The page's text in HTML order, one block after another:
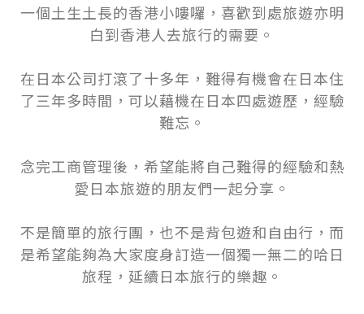
一個土生土長的香港小嘍囉，喜歡到處旅遊亦明
白到香港人去旅行的需要。
在日本公司打滾了十多年，難得有機會在日本住
了三年多時間，可以藉機在日本四處遊歷，經驗
難忘。
念完工商管理後，希望能將自己難得的經驗和熱
愛日本旅遊的朋友們一起分享。
不是簡單的旅行團，也不是背包遊和自由行，而
是希望能夠為大家度身訂造一個獨一無二的哈日
旅程，延續日本旅行的樂趣。